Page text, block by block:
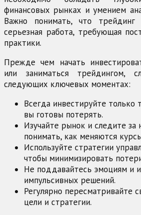
финансовых рынках и умением
Важно понимать, что
серьезная работа, требующая
практики.
Прежде чем начать
или заниматься трейдингом,
следующих ключевых моментах:
Всегда инвестируйте только
вы готовы потерять.
Изучайте рынок и следите за
понимать, как меняются
Используйте стратегии
чтобы минимизировать
Не поддавайтесь эмоциям и
импульсивных решений.
Регулярно пересматривайте
цели и стратегии.